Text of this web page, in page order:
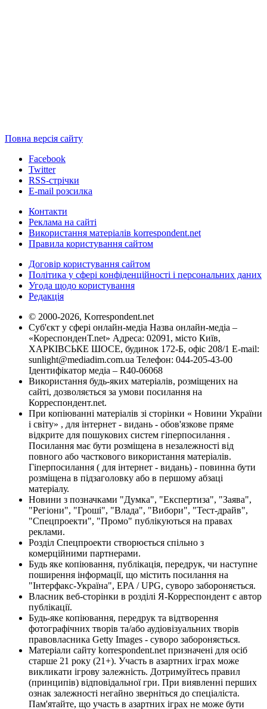
Повна версія сайту
Facebook
Twitter
RSS-стрічки
E-mail розсилка
Контакти
Реклама на сайті
Використання матеріалів korrespondent.net
Правила користування сайтом
Договір користування сайтом
Політика у сфері конфіденційності і персональних даних
Угода щодо користування
Редакція
© 2000-2026, Korrespondent.net
Суб'єкт у сфері онлайн-медіа Назва онлайн-медіа –
«КореспонденТ.net» Адреса: 02091, місто Київ,
ХАРКІВСЬКЕ ШОСЕ, будинок 172-Б, офіс 208/1 E-mail:
sunlight@mediadim.com.ua Телефон: 044-205-43-00
Ідентифікатор медіа – R40-06068
Використання будь-яких матеріалів, розміщених на
сайті, дозволяється за умови посилання на
Корреспондент.net.
При копіюванні матеріалів зі сторінки « Новини України
і світу» , для інтернет - видань - обов'язкове пряме
відкрите для пошукових систем гіперпосилання .
Посилання має бути розміщена в незалежності від
повного або часткового використання матеріалів.
Гіперпосилання ( для інтернет - видань) - повинна бути
розміщена в підзаголовку або в першому абзаці
матеріалу.
Новини з позначками "Думка", "Експертиза", "Заява",
"Регіони", "Гроші", "Влада", "Вибори", "Тест-драйв",
"Спецпроекти", "Промо" публікуються на правах
реклами.
Розділ Спецпроекти створюється спільно з
комерційними партнерами.
Будь яке копіювання, публікація, передрук, чи наступне
поширення інформації, що містить посилання на
"Інтерфакс-Україна", EPA / UPG, суворо забороняється.
Власник веб-сторінки в розділі Я-Корреспондент є автор
публікації.
Будь-яке копіювання, передрук та відтворення
фотографічних творів та/або аудіовізуальних творів
правовласника Getty Images - суворо забороняється.
Матеріали сайту korrespondent.net призначені для осіб
старше 21 року (21+). Участь в азартних іграх може
викликати ігрову залежність. Дотримуйтесь правил
(принципів) відповідальної гри. При виявленні перших
ознак залежності негайно зверніться до спеціаліста.
Пам'ятайте, що участь в азартних іграх не може бути